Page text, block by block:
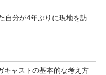
自分が4年ぶりに現地を訪
キャストの基本的な考え方